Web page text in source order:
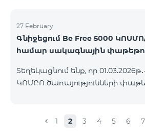
27 February
Գնիջեցում Be Free 5000
համար սակագնային
Տեղեկացնում ենք, որ
ԿՈՄԲՈ ծառայությունների
ՀՀ դրամի փոխարեն կկազմի
1 2 3 4 5 6 7